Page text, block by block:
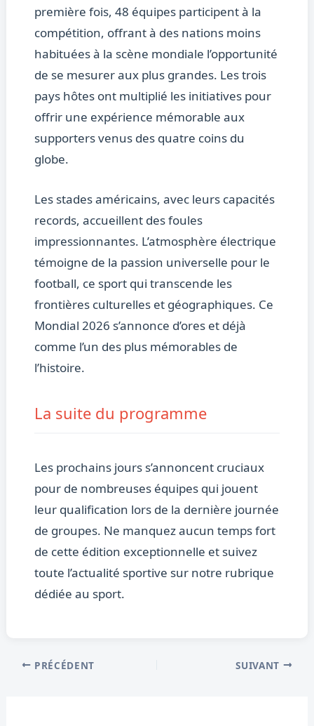
première fois, 48 équipes participent à la
compétition, offrant à des nations moins
habituées à la scène mondiale l’opportunité
de se mesurer aux plus grandes. Les trois
pays hôtes ont multiplié les initiatives pour
offrir une expérience mémorable aux
supporters venus des quatre coins du
globe.
Les stades américains, avec leurs capacités
records, accueillent des foules
impressionnantes. L’atmosphère électrique
témoigne de la passion universelle pour le
football, ce sport qui transcende les
frontières culturelles et géographiques. Ce
Mondial 2026 s’annonce d’ores et déjà
comme l’un des plus mémorables de
l’histoire.
La suite du programme
Les prochains jours s’annoncent cruciaux
pour de nombreuses équipes qui jouent
leur qualification lors de la dernière journée
de groupes. Ne manquez aucun temps fort
de cette édition exceptionnelle et suivez
toute l’actualité sportive sur notre rubrique
dédiée au sport.
PRÉCÉDENT SUIVANT